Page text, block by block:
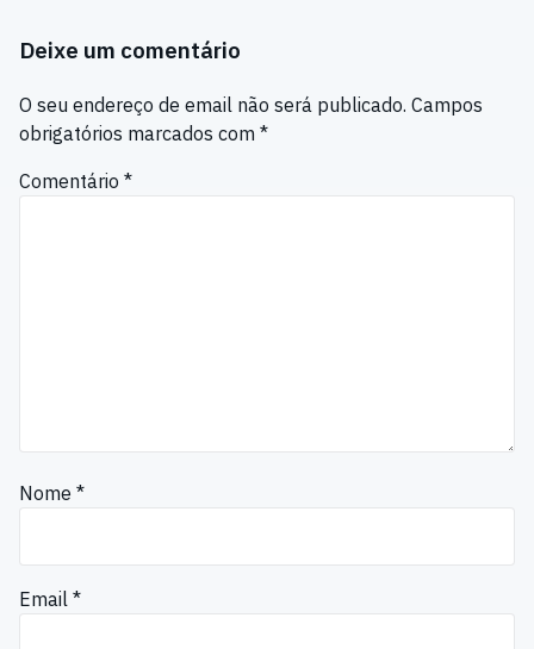
Deixe um comentário
O seu endereço de email não será publicado. Campos
obrigatórios marcados com *
Comentário *
Nome *
Email *